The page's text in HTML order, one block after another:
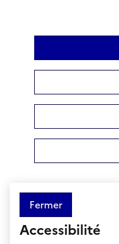
Fermer
Accessibilité